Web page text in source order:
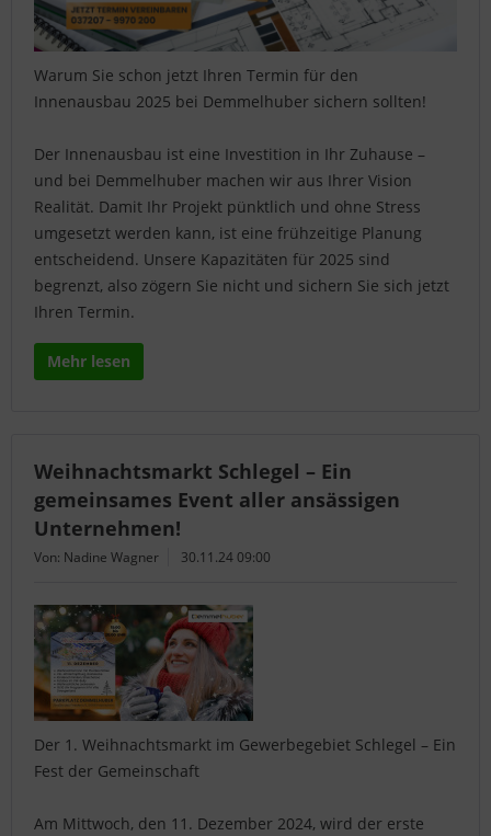
Warum Sie schon jetzt Ihren Termin für den
Innenausbau 2025 bei Demmelhuber sichern sollten!
Der Innenausbau ist eine Investition in Ihr Zuhause –
und bei Demmelhuber machen wir aus Ihrer Vision
Realität. Damit Ihr Projekt pünktlich und ohne Stress
umgesetzt werden kann, ist eine frühzeitige Planung
entscheidend. Unsere Kapazitäten für 2025 sind
begrenzt, also zögern Sie nicht und sichern Sie sich jetzt
Ihren Termin.
Mehr lesen
Weihnachtsmarkt Schlegel – Ein
gemeinsames Event aller ansässigen
Unternehmen!
Von: Nadine Wagner 30.11.24 09:00
Der 1. Weihnachtsmarkt im Gewerbegebiet Schlegel – Ein
Fest der Gemeinschaft
Am Mittwoch, den 11. Dezember 2024, wird der erste